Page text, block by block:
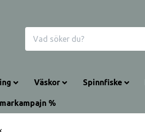
Väskor Spinnfiske
%